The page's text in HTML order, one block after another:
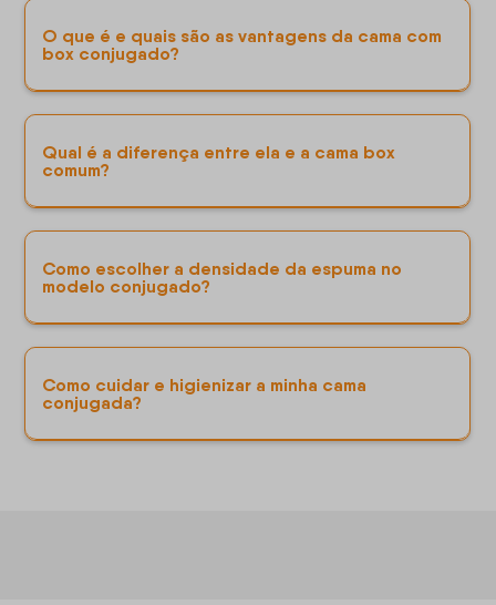
O que é e quais são as vantagens da cama com
box conjugado?
Qual é a diferença entre ela e a cama box
comum?
Como escolher a densidade da espuma no
modelo conjugado?
Como cuidar e higienizar a minha cama
conjugada?